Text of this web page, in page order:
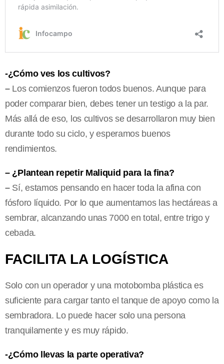
-¿Cómo ves los cultivos?
– Los comienzos fueron todos buenos. Aunque para
poder comparar bien, debes tener un testigo a la par.
Más allá de eso, los cultivos se desarrollaron muy bien
durante todo su ciclo, y esperamos buenos
rendimientos.
– ¿Plantean repetir Maliquid para la fina?
– Sí, estamos pensando en hacer toda la afina con
fósforo líquido. Por lo que aumentamos las hectáreas a
sembrar, alcanzando unas 7000 en total, entre trigo y
cebada.
FACILITA LA LOGÍSTICA
Solo con un operador y una motobomba plástica es
suficiente para cargar tanto el tanque de apoyo como la
sembradora. Lo puede hacer solo una persona
tranquilamente y es muy rápido.
-¿Cómo llevas la parte operativa?